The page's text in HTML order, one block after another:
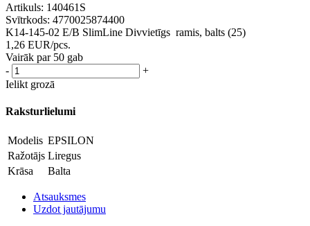
Artikuls: 140461S
Svītrkods: 4770025874400
K14-145-02 E/B SlimLine Divvietīgs ramis, balts (25)
1,26 EUR/pcs.
Vairāk par 50 gab
-
+
Ielikt grozā
Raksturlielumi
Modelis EPSILON
Ražotājs Liregus
Krāsa
Balta
Atsauksmes
Uzdot jautājumu